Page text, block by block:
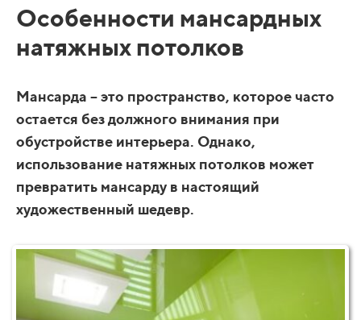
Особенности мансардных
натяжных потолков
Мансарда – это пространство, которое часто
остается без должного внимания при
обустройстве интерьера. Однако,
использование натяжных потолков может
превратить мансарду в настоящий
художественный шедевр.